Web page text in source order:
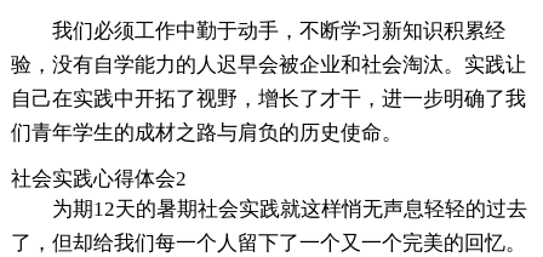
我们必须工作中勤于动手，不断学习新知识积累经
验，没有自学能力的人迟早会被企业和社会淘汰。实践让
自己在实践中开拓了视野，增长了才干，进一步明确了我
们青年学生的成材之路与肩负的历史使命。
社会实践心得体会2
为期12天的暑期社会实践就这样悄无声息轻轻的过去
了，但却给我们每一个人留下了一个又一个完美的回忆。